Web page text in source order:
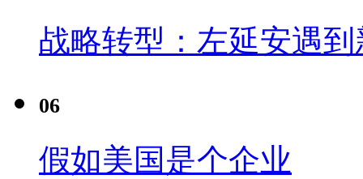
战略转型：左延安遇
06
假如美国是个企业